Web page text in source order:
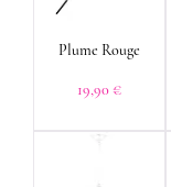
Plume Rouge
Prix
19,90 €